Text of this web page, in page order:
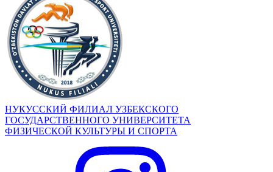
НУКУССКИЙ ФИЛИАЛ УЗБЕКСКОГО
ГОСУДАРСТВЕННОГО УНИВЕРСИТЕТА
ФИЗИЧЕСКОЙ КУЛЬТУРЫ И СПОРТА